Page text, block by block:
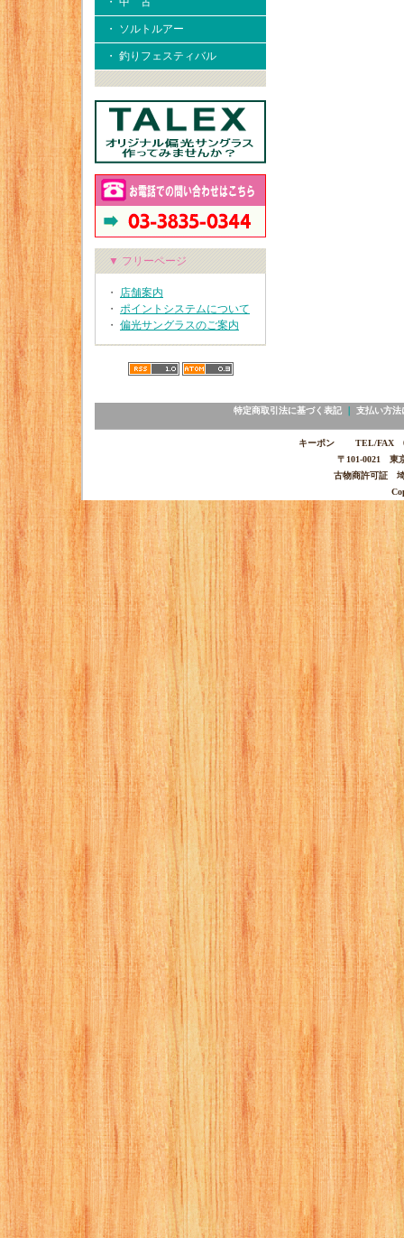
・ ソルトルアー
・ 釣りフェスティバル
▼ フリーページ
・ 店舗案内
・ ポイントシステムについて
・ 偏光サングラスのご案内
特定商取引法に基づく表記｜ 支払い方法
キーポン TEL/FAX
〒101-0021 東
古物商許可証